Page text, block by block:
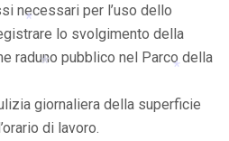
necessari per l’uso dello
lo svolgimento della
raduno pubblico nel Parco della
giornaliera della superficie
di lavoro.
*
*
*
*